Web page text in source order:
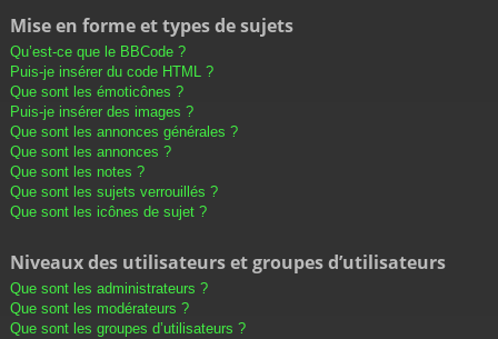
Mise en forme et types de sujets
Qu’est-ce que le BBCode ?
Puis-je insérer du code HTML ?
Que sont les émoticônes ?
Puis-je insérer des images ?
Que sont les annonces générales ?
Que sont les annonces ?
Que sont les notes ?
Que sont les sujets verrouillés ?
Que sont les icônes de sujet ?
Niveaux des utilisateurs et groupes d’utilisateurs
Que sont les administrateurs ?
Que sont les modérateurs ?
Que sont les groupes d’utilisateurs ?